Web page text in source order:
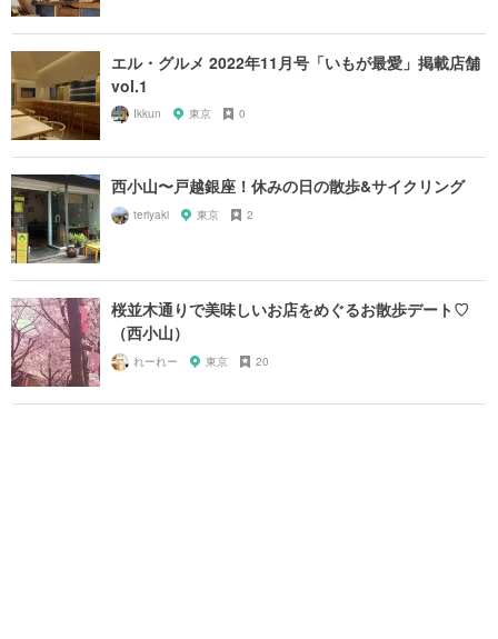
エル・グルメ 2022年11月号「いもが最愛」掲載店舗
vol.1
Ikkun 東京 0
西小山〜戸越銀座！休みの日の散歩&サイクリング
teriyaki 東京 2
桜並木通りで美味しいお店をめぐるお散歩デート♡
（西小山）
れーれー 東京 20